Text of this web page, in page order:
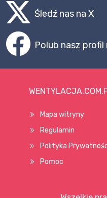
Śledź nas na X
Polub nasz profil
Mapa witryny
Regulamin
Polityka
Pomoc